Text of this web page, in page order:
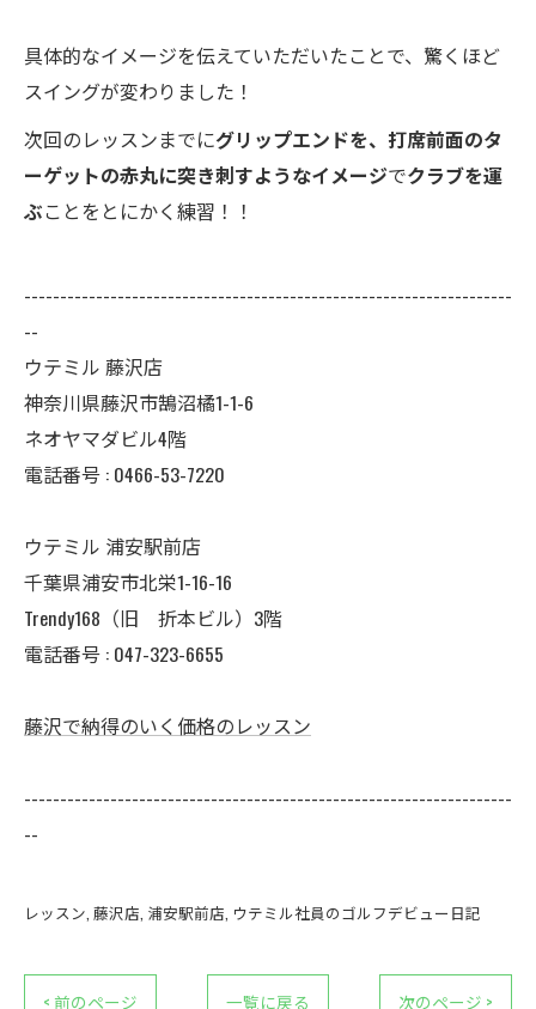
具体的なイメージを伝えていただいたことで、驚くほど
スイングが変わりました！
次回のレッスンまでにグリップエンドを、打席前面のタ
ーゲットの赤丸に突き刺すようなイメージでクラブを運
ぶことをとにかく練習！！
--------------------------------------------------------------------
--
ウテミル 藤沢店
神奈川県藤沢市鵠沼橘1-1-6
ネオヤマダビル4階
電話番号 : 0466-53-7220
ウテミル 浦安駅前店
千葉県浦安市北栄1-16-16
Trendy168（旧 折本ビル）3階
電話番号 : 047-323-6655
藤沢で納得のいく価格のレッスン
--------------------------------------------------------------------
--
レッスン 藤沢店 浦安駅前店 ウテミル社員のゴルフデビュー日記
< 前のページ 一覧に戻る 次のページ >